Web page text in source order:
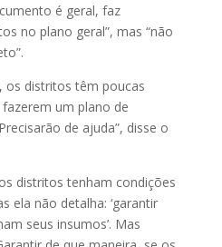
é geral, faz
no plano geral”, mas “não
os distritos têm poucas
um plano de
de ajuda”, disse o
distritos tenham condições
ela não detalha: ‘garantir
seus insumos’. Mas